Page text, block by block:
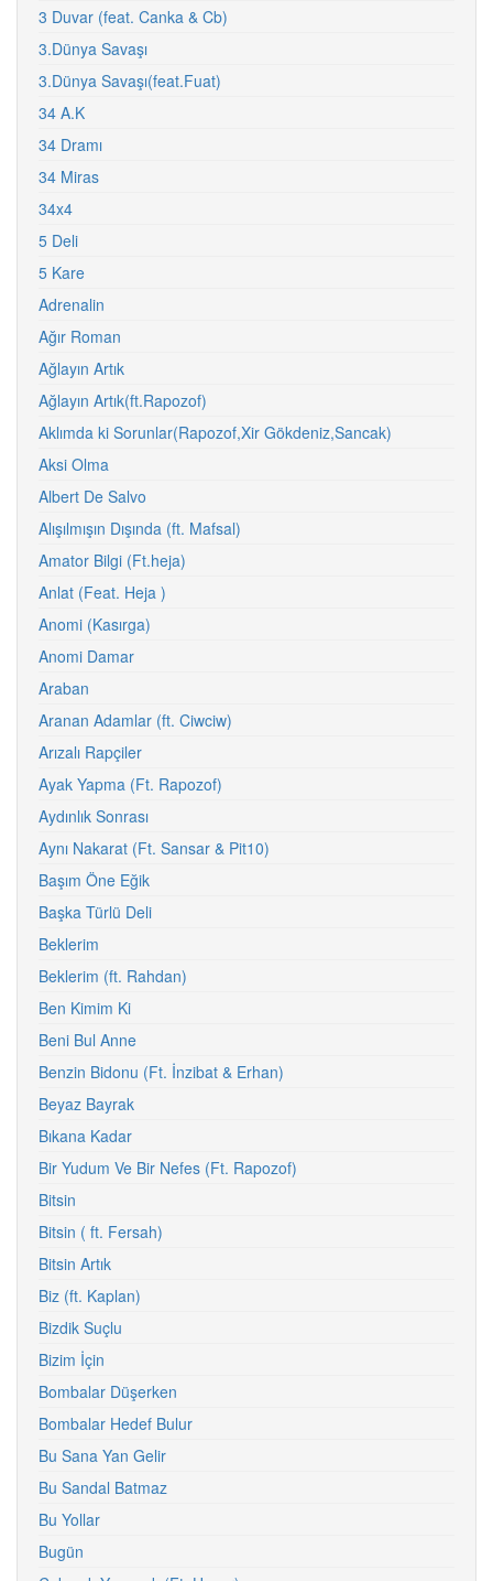
3 Duvar (feat. Canka & Cb)
3.Dünya Savaşı
3.Dünya Savaşı(feat.Fuat)
34 A.K
34 Dramı
34 Miras
34x4
5 Deli
5 Kare
Adrenalin
Ağır Roman
Ağlayın Artık
Ağlayın Artık(ft.Rapozof)
Aklımda ki Sorunlar(Rapozof,Xir Gökdeniz,Sancak)
Aksi Olma
Albert De Salvo
Alışılmışın Dışında (ft. Mafsal)
Amator Bilgi (Ft.heja)
Anlat (Feat. Heja )
Anomi (Kasırga)
Anomi Damar
Araban
Aranan Adamlar (ft. Ciwciw)
Arızalı Rapçiler
Ayak Yapma (Ft. Rapozof)
Aydınlık Sonrası
Aynı Nakarat (Ft. Sansar & Pit10)
Başım Öne Eğik
Başka Türlü Deli
Beklerim
Beklerim (ft. Rahdan)
Ben Kimim Ki
Beni Bul Anne
Benzin Bidonu (Ft. İnzibat & Erhan)
Beyaz Bayrak
Bıkana Kadar
Bir Yudum Ve Bir Nefes (Ft. Rapozof)
Bitsin
Bitsin ( ft. Fersah)
Bitsin Artık
Biz (ft. Kaplan)
Bizdik Suçlu
Bizim İçin
Bombalar Düşerken
Bombalar Hedef Bulur
Bu Sana Yan Gelir
Bu Sandal Batmaz
Bu Yollar
Bugün